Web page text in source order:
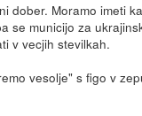
dober. Moramo imeti
se municijo za
v vecjih stevilkah.
vesolje" s figo v